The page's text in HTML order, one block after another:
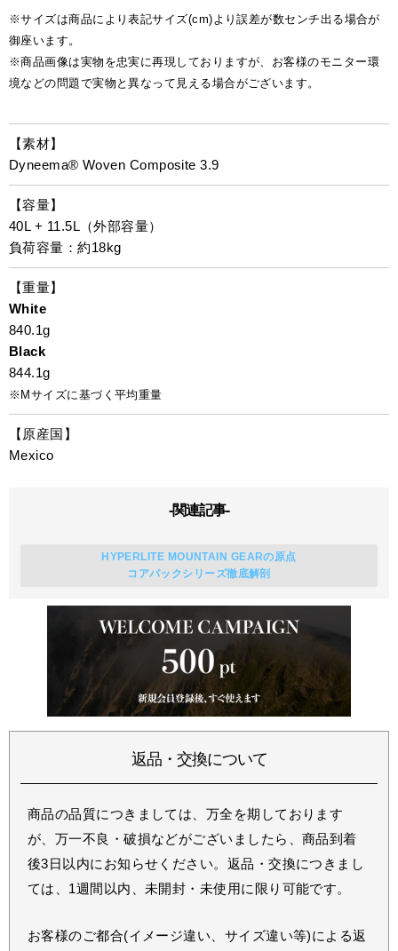
※サイズは商品により表記サイズ(cm)より誤差が数センチ出る場合が
御座います。
※商品画像は実物を忠実に再現しておりますが、お客様のモニター環
境などの問題で実物と異なって見える場合がございます。
【素材】
Dyneema® Woven Composite 3.9
【容量】
40L + 11.5L（外部容量）
負荷容量：約18kg
【重量】
White
840.1g
Black
844.1g
※Mサイズに基づく平均重量
【原産国】
Mexico
-関連記事-
HYPERLITE MOUNTAIN GEARの原点
コアパックシリーズ徹底解剖
返品・交換について
商品の品質につきましては、万全を期しております
が、万一不良・破損などがございましたら、商品到着
後3日以内にお知らせください。返品・交換につきまし
ては、1週間以内、未開封・未使用に限り可能です。
お客様のご都合(イメージ違い、サイズ違い等)による返